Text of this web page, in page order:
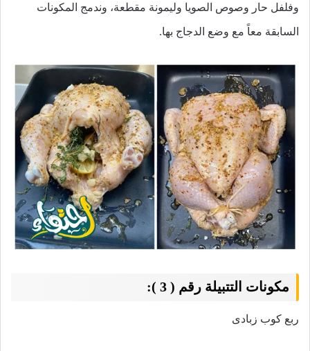
وفلفل حار وصوص الصويا وليمونة مقطعة، وندمج المكونات
السابقة معاً مع وضع الدجاج بها.
مكونات التتبيلة رقم ( 3 ):
ربع كوب زبادى